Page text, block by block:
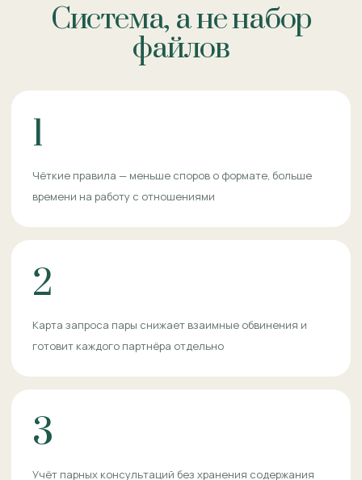
Система, а не набор
файлов
1
Чёткие правила — меньше споров о формате, больше
времени на работу с отношениями
2
Карта запроса пары снижает взаимные обвинения и
готовит каждого партнёра отдельно
3
Учёт парных консультаций без хранения содержания